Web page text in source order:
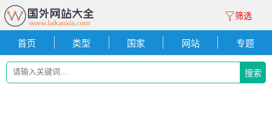
筛选
首页 类型 国家 网站 专题
搜索